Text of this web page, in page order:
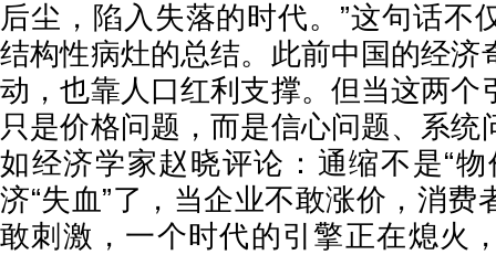
后尘，陷入失落的时代。”这句话不
结构性病灶的总结。此前中国的经济
动，也靠人口红利支撑。但当这两个
只是价格问题，而是信心问题、系统
如经济学家赵晓评论：通缩不是“
济“失血”了，当企业不敢涨价，消费
敢刺激，一个时代的引擎正在熄火